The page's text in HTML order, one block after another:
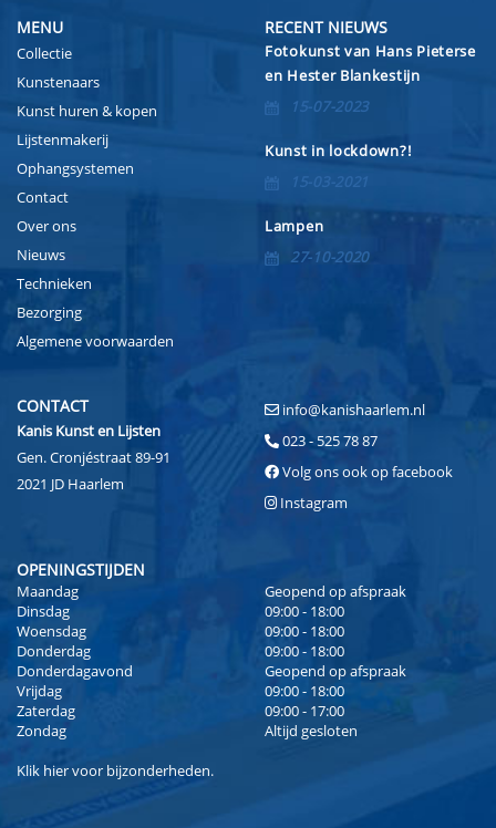
MENU
Collectie
Kunstenaars
Kunst huren & kopen
Lijstenmakerij
Ophangsystemen
Contact
Over ons
Nieuws
Technieken
Bezorging
Algemene voorwaarden
RECENT NIEUWS
Fotokunst van Hans Pieterse
en Hester Blankestijn
15-07-2023
Kunst in lockdown?!
15-03-2021
Lampen
27-10-2020
CONTACT
Kanis Kunst en Lijsten
Gen. Cronjéstraat 89-91
2021 JD Haarlem
info@kanishaarlem.nl
023 - 525 78 87
Volg ons ook op facebook
Instagram
OPENINGSTIJDEN
Maandag
Geopend op afspraak
Dinsdag
09:00 - 18:00
Woensdag
09:00 - 18:00
Donderdag
09:00 - 18:00
Donderdagavond
Geopend op afspraak
Vrijdag
09:00 - 18:00
Zaterdag
09:00 - 17:00
Zondag
Altijd gesloten
Klik hiervoor bijzonderheden.